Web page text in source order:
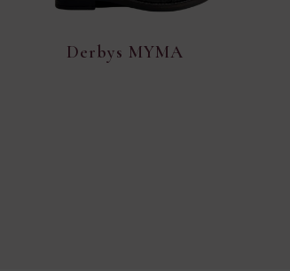
Derbys MYMA